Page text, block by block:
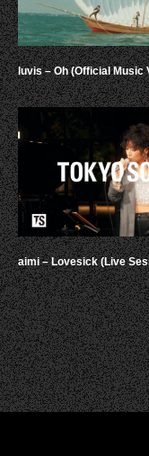
luvis – Oh (Official Music
aimi – Lovesick (Live